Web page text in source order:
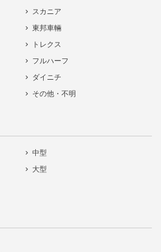
スカニア
東邦車輛
トレクス
フルハーフ
ダイニチ
その他・不明
中型
大型